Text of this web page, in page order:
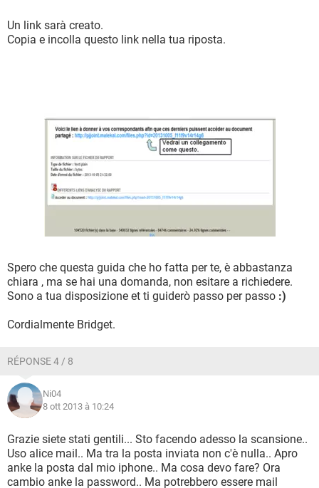
Un link sarà creato.
Copia e incolla questo link nella tua riposta.
Spero che questa guida che ho fatta per te, è abbastanza
chiara , ma se hai una domanda, non esitare a richiedere.
Sono a tua disposizione et ti guiderò passo per passo :)
Cordialmente Bridget.
RÉPONSE 4 / 8
Ni04
8 ott 2013 à 10:24
Grazie siete stati gentili... Sto facendo adesso la scansione..
Uso alice mail.. Ma tra la posta inviata non c'è nulla.. Apro
anke la posta dal mio iphone.. Ma cosa devo fare? Ora
cambio anke la password.. Ma potrebbero essere mail